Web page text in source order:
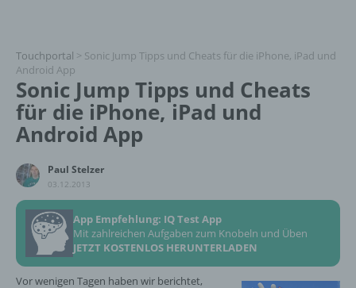
Touchportal > Sonic Jump Tipps und Cheats für die iPhone, iPad und
Android App
Sonic Jump Tipps und Cheats
für die iPhone, iPad und
Android App
Paul Stelzer
03.12.2013
App Empfehlung: IQ Test App
Mit zahlreichen Aufgaben zum Knobeln und Üben
JETZT KOSTENLOS HERUNTERLADEN
Vor wenigen Tagen haben wir berichtet,